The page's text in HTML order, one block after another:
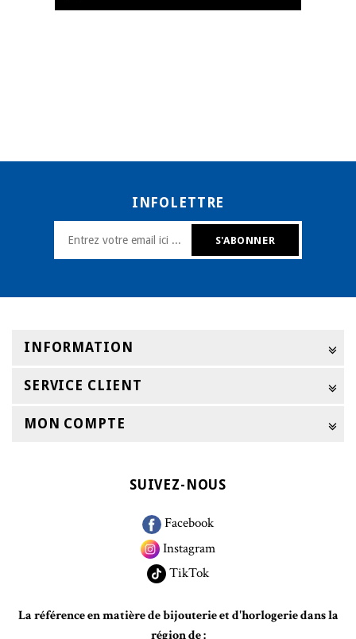
INFOLETTRE
INFORMATION
SERVICE CLIENT
MON COMPTE
SUIVEZ-NOUS
Facebook
Instagram
TikTok
La référence en matière de bijouterie et d'horlogerie dans la